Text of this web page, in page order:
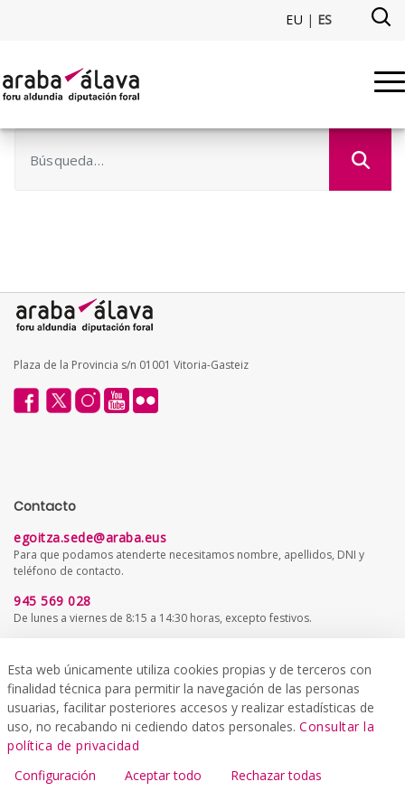
EU | ES
Búsqueda - etxebizitza
Plaza de la Provincia s/n 01001 Vitoria-Gasteiz
Contacto
egoitza.sede@araba.eus
Para que podamos atenderte necesitamos nombre, apellidos, DNI y
teléfono de contacto.
945 569 028
De lunes a viernes de 8:15 a 14:30 horas, excepto festivos.
Aquí encontrarás información sobre las oficinas de atención al público y
registros, oficinas comarcales y otros servicios de interés.
Ir a atención ciudadana
Esta web únicamente utiliza cookies propias y de terceros con
finalidad técnica para permitir la navegación de las personas
usuarias, facilitar posteriores accesos y realizar estadísticas de
uso, no recabando ni cediendo datos personales. Consultar la
política de privacidad
Configuración
Aceptar todo Rechazar todas